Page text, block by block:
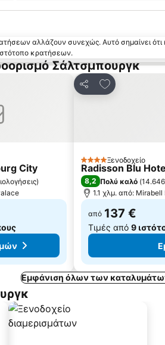
αλλάζουν συνεχώς. Αυτό σημαίνει
κρατήσεων.
Σάλτσμπουργκ
City
)
Κοινοποίηση
Προσθήκη στα
4 ΑστέριαΞενοδοχείο
Radisson Blu
8,2 Πολύ καλό (14.646
1.1 χλμ. από:
από 137 €
Τιμές από 9
Εμφάνιση όλων των